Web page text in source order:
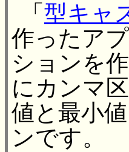
「 型キャ
作ったア
ションを
にカンマ
値と最小
ンです。